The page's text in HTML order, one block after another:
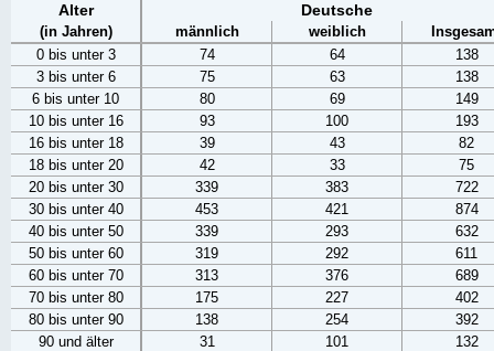
Alter Deutsche
(in Jahren) männlich weiblich
0 bis unter 3
74 64
138
3 bis unter 6
75 63
138
6 bis unter 10
80 69
149
10 bis unter 16
93 100
193
16 bis unter 18
39 43
82
18 bis unter 20
42 33
75
20 bis unter 30
339 383
722
30 bis unter 40
453 421
874
40 bis unter 50
339 293
632
50 bis unter 60
319 292
611
60 bis unter 70
313 376
689
70 bis unter 80
175 227
402
80 bis unter 90
138 254
392
90 und älter
31 101
132